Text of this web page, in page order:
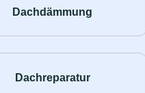
Dachdämmung
Dachreparatur